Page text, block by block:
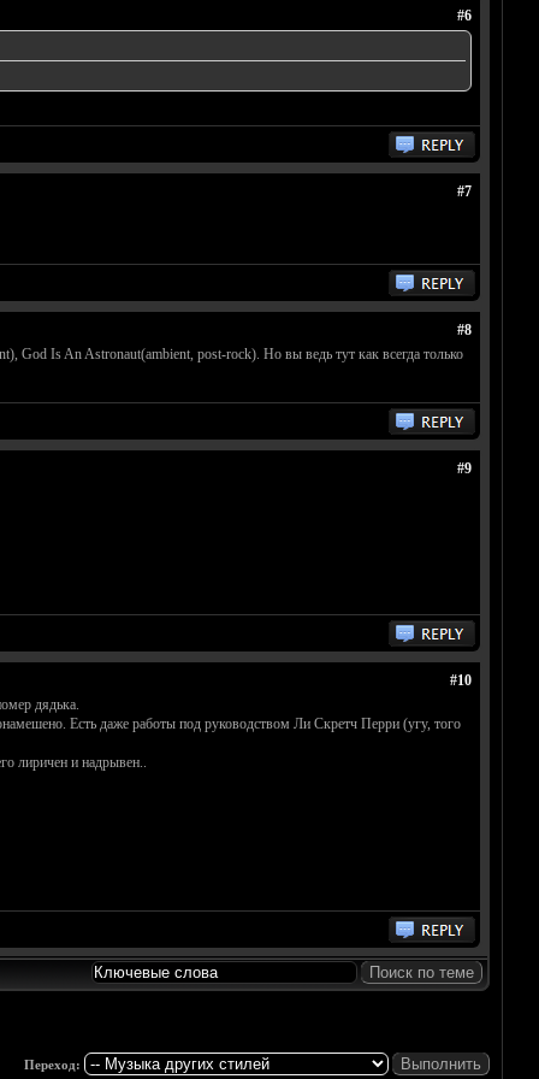
#6
#7
#8
God Is An Astronaut(ambient, post-rock). Но вы ведь тут как всегда только
#9
#10
дядька.
Есть даже работы под руководством Ли Скретч Перри (угу, того
лиричен и надрывен..
Переход: